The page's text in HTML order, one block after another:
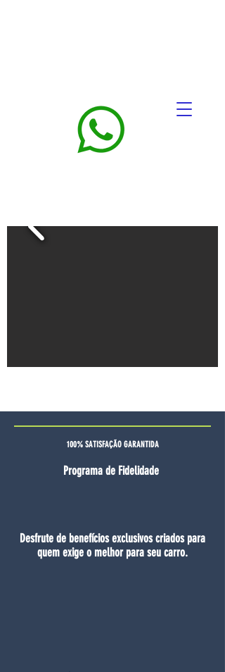
100% SATISFAÇÃO GARANTIDA
Programa de Fidelidade
Desfrute de benefícios exclusivos criados para
quem exige o melhor para seu carro.